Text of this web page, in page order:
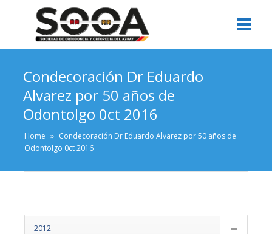
Condecoración Dr Eduardo
Alvarez por 50 años de
Odontolgo 0ct 2016
Home » Condecoración Dr Eduardo Alvarez por 50 años de
Odontolgo 0ct 2016
2012